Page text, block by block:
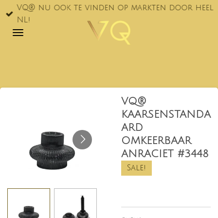
Ga
direct
naar
VQ® nu ook te vinden op markten door heel
NL!
VQ®
KAARSENSTANDA
ARD
OMKEERBAAR
ANRACIET #3448
Sale!